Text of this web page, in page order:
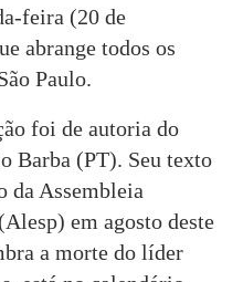
feira (20 de
abrange todos os
Paulo.
foi de autoria do
Barba (PT). Seu texto
da Assembleia
em agosto deste
a morte do líder